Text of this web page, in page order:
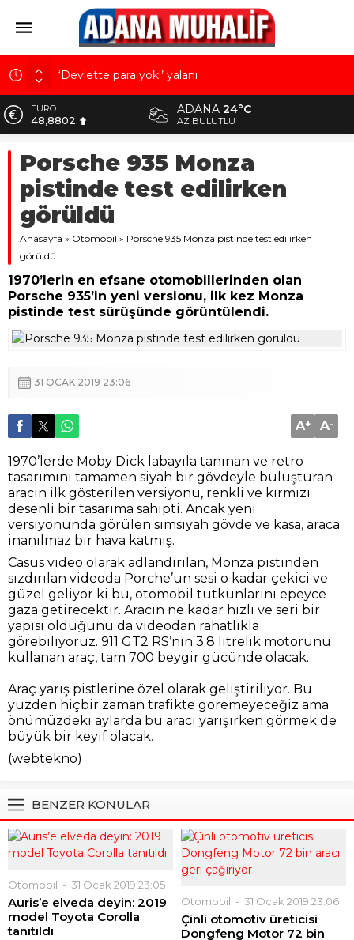
‘Devlette para yok!’ yalanı
Kuru meyve sektörü 2 milyar dolar ihracat hedefi
için Ankara’dan destek istedi
Mobilya ihracatında Avrupa ivmesi
Göz için “Akıllı Mercek” herkes için uygun mu?
Devletin iki bilançosu: Görünen bütçe, bütçe dışı
riskler ve hazineyi bekleyen yük
ALTIN
5.629,56
10.824,63
DOLAR
42,2340
EURO
48,8802
ADANA24°C
AZ BULUTLU
Porsche 935 Monza
pistinde test edilirken
görüldü
Anasayfa » Otomobil » Porsche 935 Monza pistinde test edilirken
görüldü
1970’lerin en efsane otomobillerinden olan
Porsche 935’in yeni versionu, ilk kez Monza
pistinde test sürüşünde görüntülendi.
31 OCAK 2019 23:06
A+ A-
1970’lerde Moby Dick labayıla tanınan ve retro
tasarımını tamamen siyah bir gövdeyle buluşturan
aracın ilk gösterilen versiyonu, renkli ve kırmızı
desenli bir tasarıma sahipti. Ancak yeni
versiyonunda görülen simsiyah gövde ve kasa, araca
inanılmaz bir hava katmış.
Casus video olarak adlandırılan, Monza pistinden
sızdırılan videoda Porche’un sesi o kadar çekici ve
güzel geliyor ki bu, otomobil tutkunlarını epeyce
gaza getirecektir. Aracın ne kadar hızlı ve seri bir
yapısı olduğunu da videodan rahatlıkla
görebiliyoruz. 911 GT2 RS’nin 3.8 litrelik motorunu
kullanan araç, tam 700 beygir gücünde olacak.
Araç yarış pistlerine özel olarak geliştiriliyor. Bu
yüzden hiçbir zaman trafikte göremeyeceğiz ama
önümüzdeki aylarda bu aracı yarışırken görmek de
büyük bir keyif olacak.
(webtekno)
BENZER KONULAR
Otomobil 31 Ocak 2019 23:05
Auris’e elveda deyin: 2019
model Toyota Corolla
tanıtıldı
Otomobil 31 Ocak 2019 23:06
Çinli otomotiv üreticisi
Dongfeng Motor 72 bin